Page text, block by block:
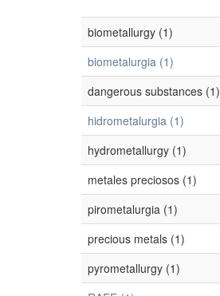
biometallurgy (1)
biometalurgia (1)
dangerous substances (1)
hidrometalurgia (1)
hydrometallurgy (1)
metales preciosos (1)
pirometalurgia (1)
precious metals (1)
pyrometallurgy (1)